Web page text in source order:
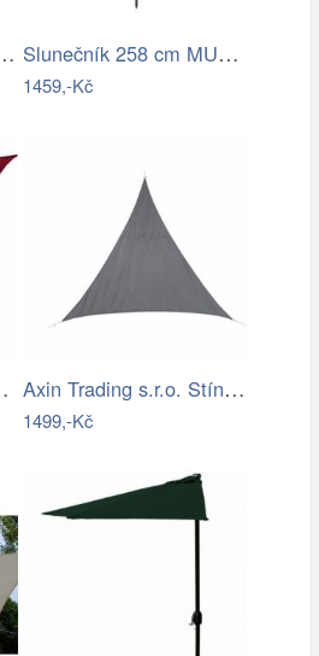
slunci 3x4m bordó Slunečník 258 cm MURASA Bílá
1459,-Kč
LED… Axin Trading s.r.o. Stínící plachta…
1499,-Kč